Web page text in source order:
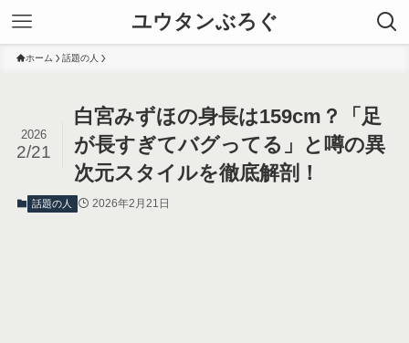
ユウタンぶろぐ
ホーム 話題の人
白宮みずほの身長は159cm？「足
が長すぎてバグってる」と噂の異
次元スタイルを徹底解剖！
2026
2/21
話題の人 2026年2月21日